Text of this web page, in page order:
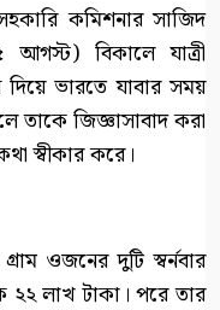
কমিশনার সাজিদ
বিকালে যাত্রী
ভারতে যাবার সময়
তাকে জিজ্ঞাসাবাদ করা
স্বীকার করে।
ওজনের দুটি স্বর্নবার
২২ লাখ টাকা। পরে তার